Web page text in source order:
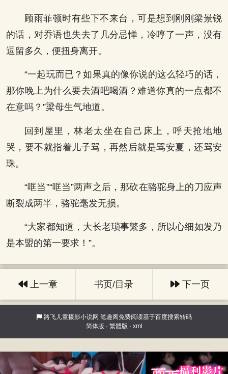
顾雨菲顿时有些下不来台，可是想到刚刚梁景锐
的话，对乔语也失去了几分忌惮，冷哼了一声，没有
逗留多久，便扭身离开。
“一起玩而已？如果真的像你说的这么轻巧的话，
那你晚上为什么要去酒吧喝酒？难道你真的一点都不
在意吗？”梁母生气地道。
回到屋里，林老太坐在自己床上，呼天抢地地
哭，要不就指着儿子骂，再然后就是骂安夏，还骂安
珠。
“哐当”“哐当”两声之后，那砍在骆驼身上的刀应声
断裂成两半，骆驼毫发无损。
“大家都知道，大长老琐事繁多，所以心细如发乃
是本盟的第一要求！”。
上一章 书页/目录 下一页
路飞儿童摄影小说网 笔趣阁免费阅读基于百度搜索转码
简体版 · 繁體版 · xml